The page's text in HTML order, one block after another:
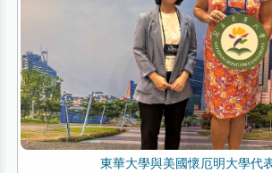
東華大學與美國懷厄明大學代